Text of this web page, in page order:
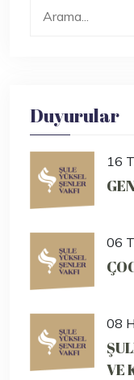
Duyurular
16
06
08
VE